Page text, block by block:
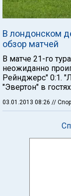
В лондонском
обзор матчей
В матче 21-го
неожиданно
Рейнджерс" 0:1.
"Эвертон" в
03.01.2013 08:26 //